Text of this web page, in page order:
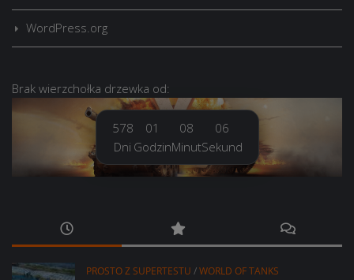
WordPress.org
Brak wierzchołka drzewka od:
578
Dni
01
Godzin
08
Minut
07
Sekund
PROSTO Z SUPERTESTU /WORLD OF TANKS